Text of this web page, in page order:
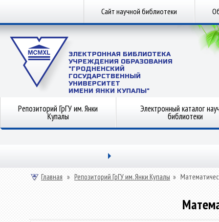
Сайт научной библиотеки
ЭЛЕКТРОННАЯ БИБЛИОТЕКА
УЧРЕЖДЕНИЯ ОБРАЗОВАНИЯ
"ГРОДНЕНСКИЙ
ГОСУДАРСТВЕННЫЙ
УНИВЕРСИТЕТ
ИМЕНИ ЯНКИ КУПАЛЫ"
Репозиторий ГрГУ им. Янки
Купалы
Электронный каталог
библиотеки
Главная » Репозиторий ГрГУ им. Янки Купалы »